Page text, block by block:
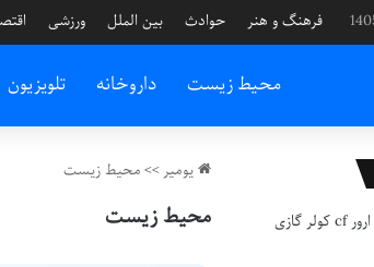
فرهنگ و هنر حوادث بین الملل ورزشی
محیط زیست داروخانه تلویزیون
یومیر>>محیط زیست
محیط زیست
ارور cf کولر گازی